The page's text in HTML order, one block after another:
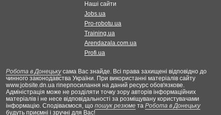
Наші сайти
Jobs.ua
Pro-robotu.ua
Training.ua
Arendazala.com.ua
Profi.ua
Робота в Донецькусама Вас знайде. Всі права захищені відповідно до
чинного законодавства України. При використанні матеріалів сайту
www.jobsite.dn.ua гіперпосилання на даний ресурс обов'язкове.
Адміністрація може не розділяти точку зору авторів інформаційних
матеріалів і не несе відповідальності за розміщувану користувачами
інформацію. Сподіваємося, що пошук резюме та Робота в Донецьку
будуть приємні і зручні для Вас!